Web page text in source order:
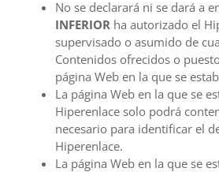
No se declarará ni se dará a
INFERIORha autorizado el
supervisado o asumido de
Contenidos ofrecidos o
página Web en la que se
La página Web en la que se
Hiperenlace solo podrá
necesario para identificar el
Hiperenlace.
La página Web en la que se